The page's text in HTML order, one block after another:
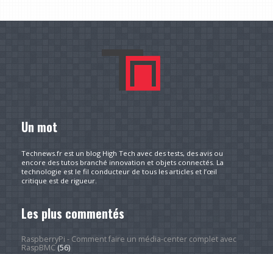
Un mot
Technews.fr est un blog High Tech avec des tests, des avis ou
encore des tutos branché innovation et objets connectés. La
technologie est le fil conducteur de tous les articles et l’œil
critique est de rigueur.
Les plus commentés
RaspberryPi - Comment faire un média-center complet avec
RaspBMC(56)